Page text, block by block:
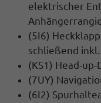
elektrischer
(5I6)
schließend inkl.
(KS1) Head-up-
(7UY)
(6I2)